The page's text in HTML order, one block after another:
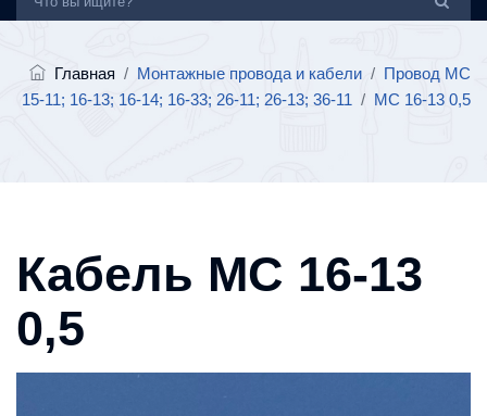
Главная / Монтажные провода и кабели / Провод МС
15-11; 16-13; 16-14; 16-33; 26-11; 26-13; 36-11 / МС 16-13 0,5
Кабель МС 16-13
0,5